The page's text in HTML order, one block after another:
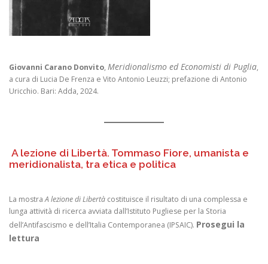
Giovanni Carano Donvito, Meridionalismo ed Economisti di Puglia,
a cura di Lucia De Frenza e Vito Antonio Leuzzi; prefazione di Antonio
Uricchio. Bari: Adda, 2024.
A lezione di Libertà. Tommaso Fiore, umanista e
meridionalista, tra etica e politica
La mostraA lezione di Libertà costituisce il risultato di una complessa e
lunga attività di ricerca avviata dall’Istituto Pugliese per la Storia
dell’Antifascismo e dell’Italia Contemporanea (IPSAIC). Prosegui la
lettura